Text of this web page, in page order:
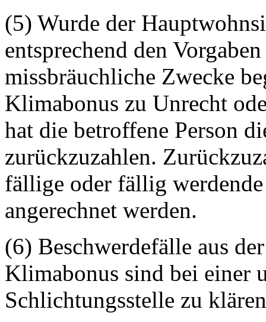
(5) Wurde der
entsprechend den
missbräuchliche Zwecke
Klimabonus zu Unrecht
hat die betroffene Person
zurückzuzahlen.
fällige oder fällig
angerechnet werden.
(6) Beschwerdefälle aus
Klimabonus sind bei einer
Schlichtungsstelle zu